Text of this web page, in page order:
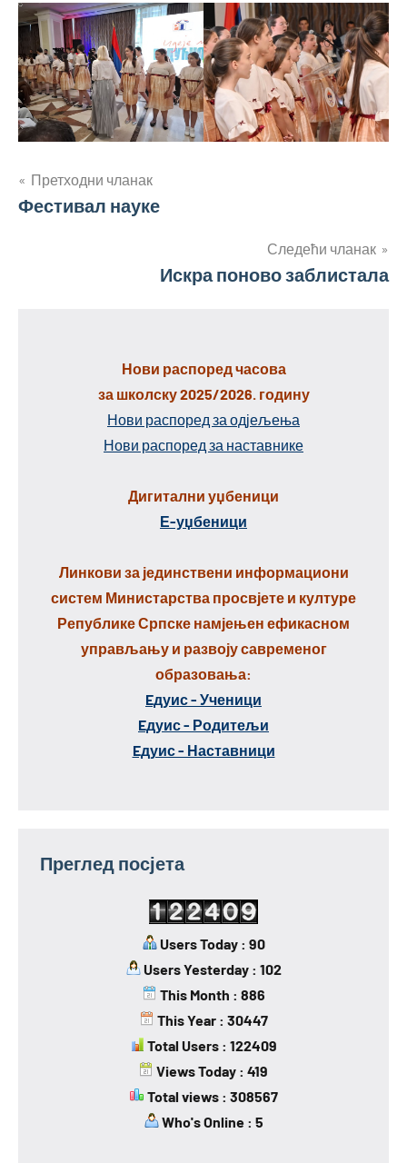
Кретање
чланка
Претходни чланак
Фестивал науке
Следећи чланак
Искра поново заблистала
Нови распоред часова
за школску 2025/2026. годину
Нови распоред за одјељења
Нови распоред за наставнике
Дигитални уџбеници
Е-уџбеници
Линкови за јединствени информациони
систем Министарства просвјете и културе
Републике Српске намјењен ефикасном
управљању и развоју савременог
образовања:
Eдуис - Ученици
Eдуис - Родитељи
Eдуис - Наставници
Преглед посјета
Users Today : 90
Users Yesterday : 102
This Month : 886
This Year : 30447
Total Users : 122409
Views Today : 419
Total views : 308567
Who's Online : 5